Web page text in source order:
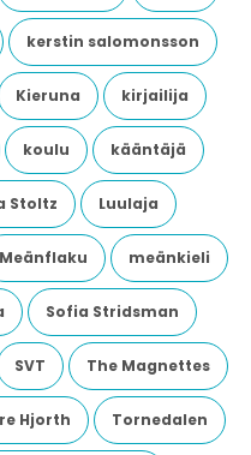
kerstin salomonsson
Kieruna kirjailija
koulu kääntäjä
Stoltz Luulaja
Meänflaku meänkieli
Sofia Stridsman
SVT The Magnettes
Hjorth Tornedalen